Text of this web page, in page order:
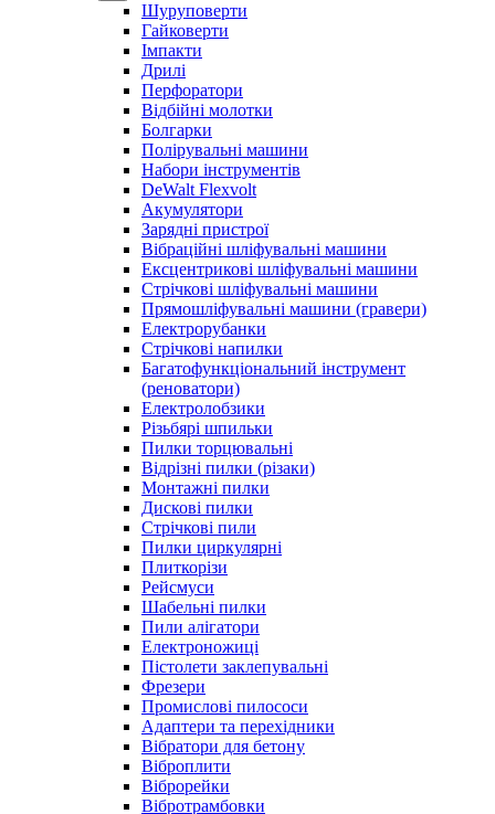
Шуруповерти
Гайковерти
Імпакти
Дрилі
Перфоратори
Відбійні молотки
Болгарки
Полірувальні машини
Набори інструментів
DeWalt Flexvolt
Акумулятори
Зарядні пристрої
Вібраційні шліфувальні машини
Ексцентрикові шліфувальні машини
Стрічкові шліфувальні машини
Прямошліфувальні машини (гравери)
Електрорубанки
Стрічкові напилки
Багатофункціональний інструмент
(реноватори)
Електролобзики
Різьбярі шпильки
Пилки торцювальні
Відрізні пилки (різаки)
Монтажні пилки
Дискові пилки
Стрічкові пили
Пилки циркулярні
Плиткорізи
Рейсмуси
Шабельні пилки
Пили алігатори
Електроножиці
Пістолети заклепувальні
Фрезери
Промислові пилососи
Адаптери та перехідники
Вібратори для бетону
Віброплити
Віброрейки
Вібротрамбовки